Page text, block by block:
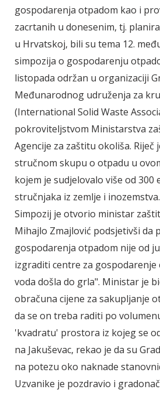
gospodarenja otpadom kao i
zacrtanih u donesenim, tj.
u Hrvatskoj, bili su tema 12.
simpozija o gospodarenju
listopada održan u organizaciji
Međunarodnog udruženja za
(International Solid Waste
pokroviteljstvom Ministarstva
Agencije za zaštitu okoliša. Riječ
stručnom skupu o otpadu u
kojem je sudjelovalo više od 300
stručnjaka iz zemlje i inozemstva.
Simpozij je otvorio ministar
Mihajlo Zmajlović podsjetivši da
gospodarenja otpadom nije od
izgraditi centre za gospodarenje
voda došla do grla". Ministar je
obračuna cijene za sakupljanje
da se on treba raditi po
'kvadratu' prostora iz kojeg se
na Jakuševac, rekao je da su
na potezu oko naknade
Uzvanike je pozdravio i